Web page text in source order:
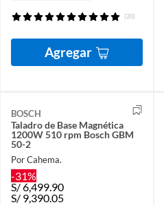
(20)
Agregar
BOSCH
Taladro de Base Magnética
1200W 510 rpm Bosch GBM
50-2
Por Cahema.
-31%
S/6,499.90
S/ 9,390.05